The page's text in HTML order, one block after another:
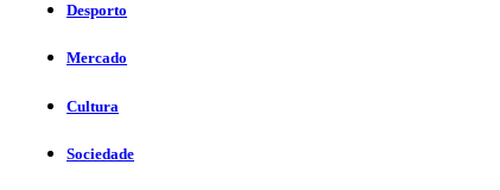
Desporto
Mercado
Cultura
Sociedade